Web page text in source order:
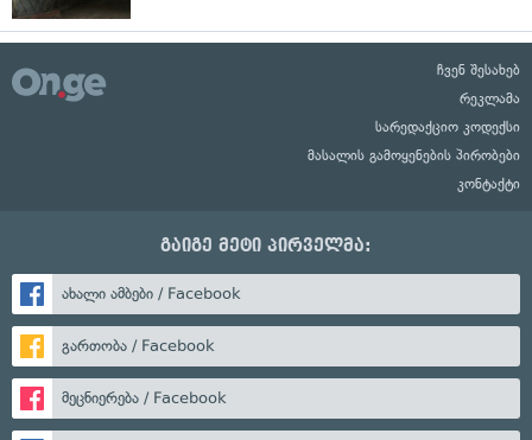
ჩვენ შესახებ
რეკლამა
სარედაქციო კოდექსი
მასალის გამოყენების პირობები
კონტაქტი
გაიგე მეტი პირველმა:
ახალი ამბები / Facebook
გართობა / Facebook
მეცნიერება / Facebook